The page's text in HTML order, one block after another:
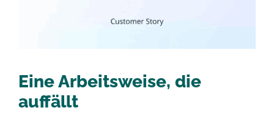
Eine Arbeitsweise, die
auffällt